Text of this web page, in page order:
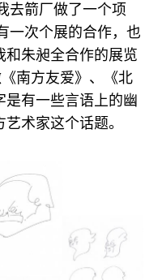
去箭厂做了一个项
一次个展的合作，也
和朱昶全合作的展览
南方友爱》、《北
是有一些言语上的幽
术家这个话题。